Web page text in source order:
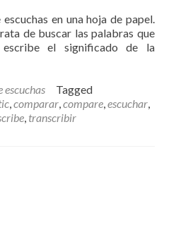
en una hoja de papel.
de buscar las palabras que
escribe el significado de la
escuchas
Tagged
,comparar,compare,escuchar,
, transcribir